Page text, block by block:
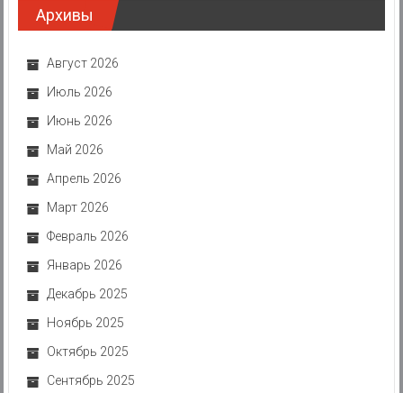
Архивы
Август 2026
Июль 2026
Июнь 2026
Май 2026
Апрель 2026
Март 2026
Февраль 2026
Январь 2026
Декабрь 2025
Ноябрь 2025
Октябрь 2025
Сентябрь 2025